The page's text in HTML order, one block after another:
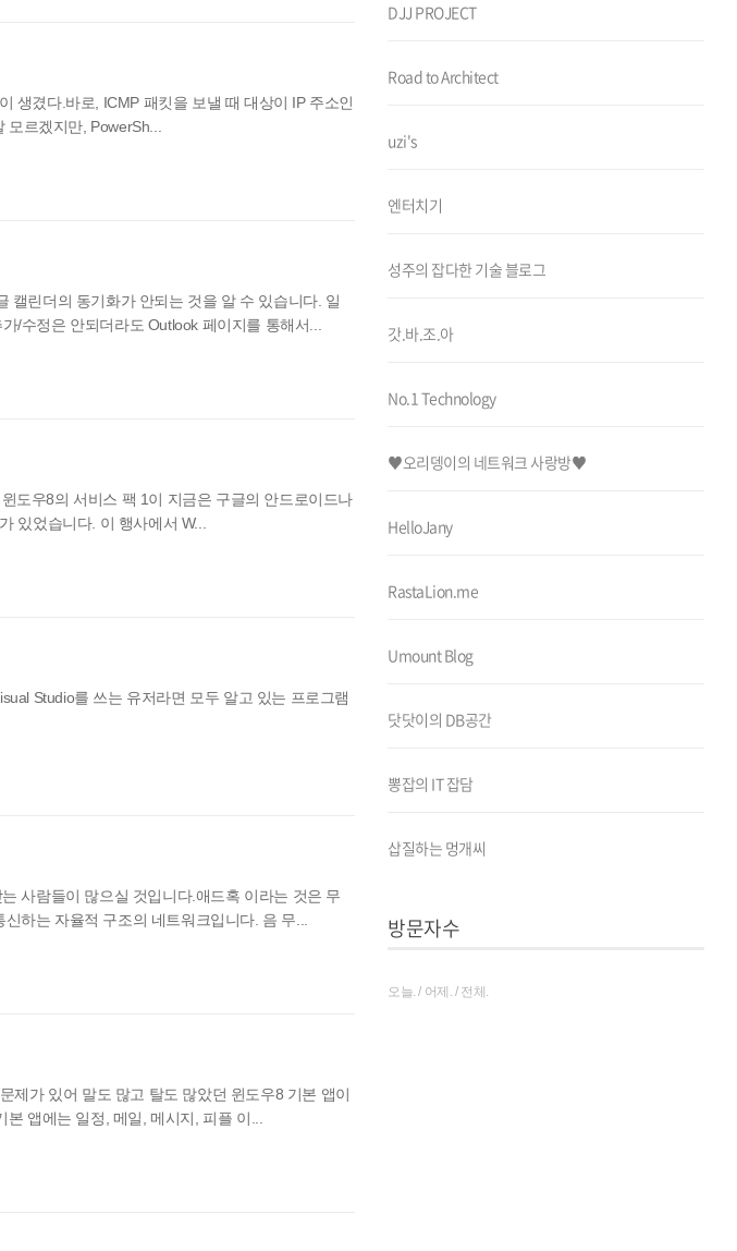
생겼다.바로, ICMP 패킷을 보낼 때 대상이 IP 주소인
르겠지만, PowerSh...
캘린더의 동기화가 안되는 것을 알 수 있습니다. 일
/수정은 안되더라도 Outlook 페이지를 통해서...
도우8의 서비스 팩 1이 지금은 구글의 안드로이드나
있었습니다. 이 행사에서 W...
Studio를 쓰는 유저라면 모두 알고 있는 프로그램
사람들이 많으실 것입니다.애드혹 이라는 것은 무
하는 자율적 구조의 네트워크입니다. 음 무...
제가 있어 말도 많고 탈도 많았던 윈도우8 기본 앱이
앱에는 일정, 메일, 메시지, 피플 이...
DJJ PROJECT
Road to Architect
uzi's
엔터치기
성주의 잡다한 기술 블로그
갓.바.조.아
No.1 Technology
♥오리뎅이의 네트워크 사랑방♥
HelloJany
RastaLion.me
Umount Blog
닷닷이의 DB공간
뽕잡의 IT 잡담
삽질하는 멍개씨
방문자수
오늘. / 어제. / 전체.